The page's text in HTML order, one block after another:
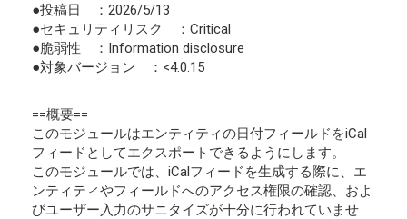
●投稿日 ：2026/5/13
●セキュリティリスク ：Critical
●脆弱性 ：Information disclosure
●対象バージョン ：<4.0.15
==概要==
このモジュールはエンティティの日付フィールドをiCal
フィードとしてエクスポートできるようにします。
このモジュールでは、iCalフィードを生成する際に、エ
ンティティやフィールドへのアクセス権限の確認、およ
びユーザー入力のサニタイズが十分に行われていませ